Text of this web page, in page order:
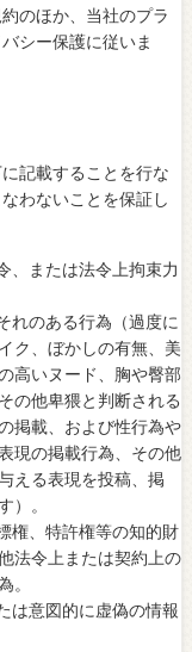
のほか、当社のプラ
シー保護に従いま
記載することを行な
わないことを保証し
、または法令上拘束力
れのある行為（過度に
ク、ぼかしの有無、美
高いヌード、胸や臀部
の他卑猥と判断される
掲載、および性行為や
現の掲載行為、その他
える表現を投稿、掲
）。
権、特許権等の知的財
法令上または契約上の
。
は意図的に虚偽の情報